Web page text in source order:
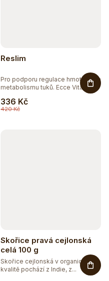
Reslim
420 Kč
336 Kč
Pro podporu regulace hmotnosti a
metabolismu tuků. Ecce Vita...
Skořice pravá cejlonská
celá 100 g
Skořice cejlonská v organické
kvalitě pochází z Indie, z...